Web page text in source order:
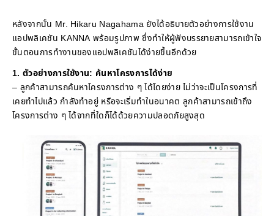
หลังจากนั้น Mr. Hikaru Nagahama ยังได้อธิบายตัวอย่างการใช้งาน
แอปพลิเคชัน KANNA พร้อมรูปภาพ ซึ่งทำให้ผู้ฟังบรรยายสามารถเข้าใจ
ขั้นตอนการทำงานของแอปพลิเคชันได้ง่ายขึ้นอีกด้วย
1. ตัวอย่างการใช้งาน: ค้นหาโครงการได้ง่าย
– ลูกค้าสามารถค้นหาโครงการต่าง ๆ ได้โดยง่าย ไม่ว่าจะเป็นโครงการที่
เคยทำไปแล้ว กำลังทำอยู่ หรือจะเริ่มทำในอนาคต ลูกค้าสามารถเข้าถึง
โครงการต่าง ๆ ได้จากที่ใดก็ได้ด้วยความปลอดภัยสูงสุด